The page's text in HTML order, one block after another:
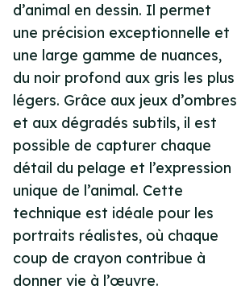
d’animal en dessin. Il permet
une précision exceptionnelle et
une large gamme de nuances,
du noir profond aux gris les plus
légers. Grâce aux jeux d’ombres
et aux dégradés subtils, il est
possible de capturer chaque
détail du pelage et l’expression
unique de l’animal. Cette
technique est idéale pour les
portraits réalistes, où chaque
coup de crayon contribue à
donner vie à l’œuvre.